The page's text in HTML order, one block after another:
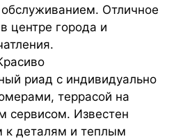
Отличное
центре города и
риад с индивидуально
террасой на
сервисом. Известен
к деталям и теплым